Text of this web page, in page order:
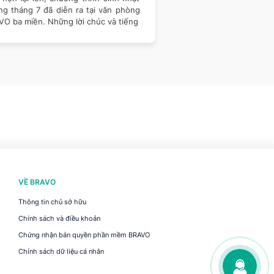
tháng 7 đã diễn ra tại văn phòng
ba miền. Những lời chúc và tiếng
VỀ BRAVO
Thông tin chủ sở hữu
Chính sách và điều khoản
Chứng nhận bản quyền phần mềm BRAVO
Chính sách dữ liệu cá nhân